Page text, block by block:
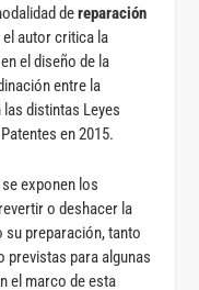
dereparación
autor critica la
el diseño de la
entre la
distintas Leyes
en 2015.
se exponen los
o deshacer la
preparación, tanto
previstas para algunas
el marco de esta